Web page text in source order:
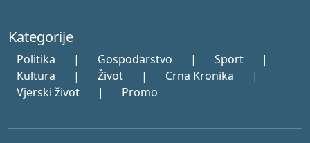
Kategorije
Politika | Gospodarstvo | Sport
|
Kultura
| Život | Crna Kronika
|
Vjerski život
| Promo